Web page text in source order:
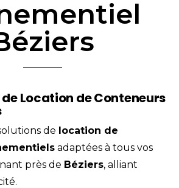
Location de Conteneurs
de location de
adaptées à tous vos
près de Béziers, alliant